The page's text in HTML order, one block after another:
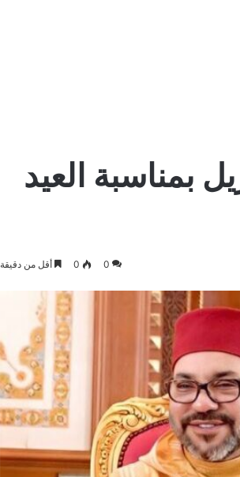
بمناسبة العيد
0
0 أقل من دقيقة